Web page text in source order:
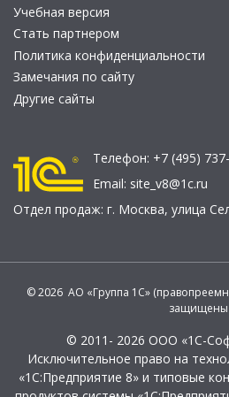
Учебная версия
Стать партнером
Политика конфиденциальности
Замечания по сайту
Другие сайты
Телефон: +7 (495)
Email: site_v8@1c.ru
Отдел продаж: г. Москва, улица
© 2026 АО «Группа 1С»
защищены
© 2011- 2026 ООО «1С-
Исключительное право на
«1С:Предприятие 8» и типовые